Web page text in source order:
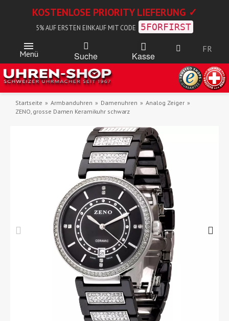
KOSTENLOSE PRIORITY LIEFERUNG ✓
5% AUF ERSTEN EINKAUF MIT CODE 5FORFIRST
Menü Suche Kasse
FR
Startseite Armbanduhren Damenuhren
Analog Zeiger
ZENO, grosse Damen Keramikuhr schwarz